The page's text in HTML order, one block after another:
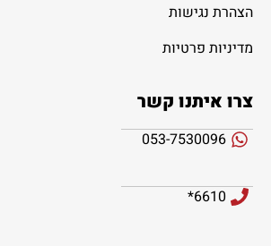
הצהרת נגישות
מדיניות פרטיות
צרו איתנו קשר
053-7530096
6610*